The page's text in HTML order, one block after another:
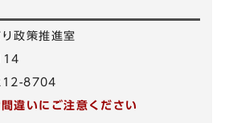
政策推進室
8704
違いにご注意ください